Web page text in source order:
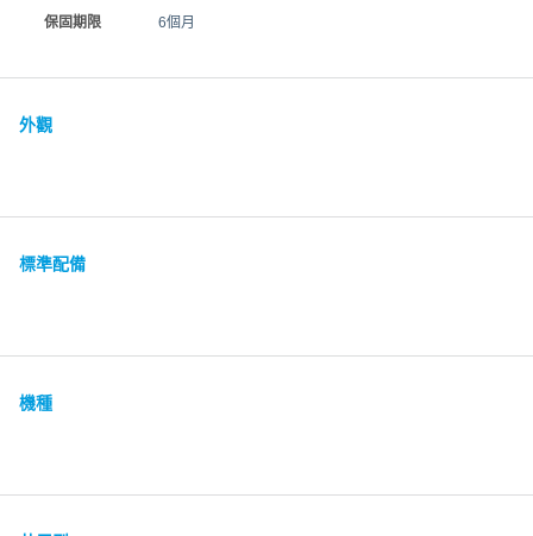
保固期限 6個月
外觀
標準配備
機種